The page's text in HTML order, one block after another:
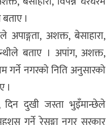
।
अशक्त, बेसाहारा,
बताए । अपांग, अशक्त,
गर्ने नगरको निति अनुसारको
।
दुखी जस्ता भुइँमान्छेले